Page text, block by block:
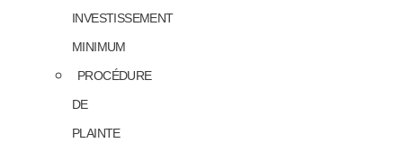
INVESTISSEMENT
MINIMUM
PROCÉDURE
DE
PLAINTE